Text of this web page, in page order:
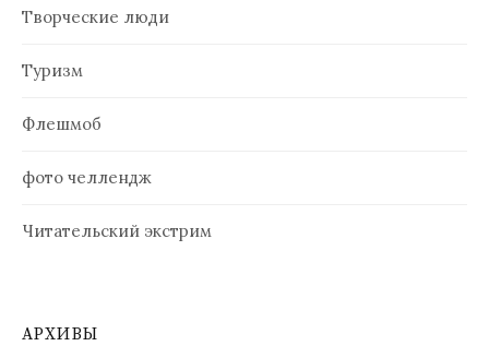
Творческие люди
Туризм
Флешмоб
фото челлендж
Читательский экстрим
АРХИВЫ